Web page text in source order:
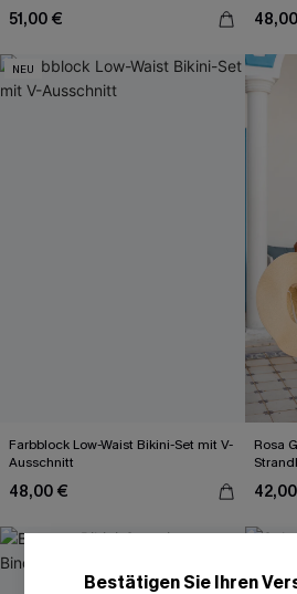
51,00 €
NEU
Farbblock Low-Waist Bikini-Set mit V-
Ausschnitt
48,00 €
Rosa
Bestätigen Sie Ihren